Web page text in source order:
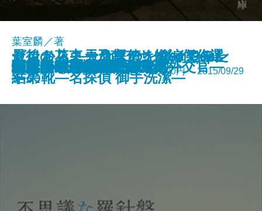
脳はこんなに悩ましい
快挙
クロノス―天命探偵 Next Gear
―
怒りの葡萄〔上〕
怒りの葡萄〔下〕
ゼロからトースターを作ってみた
結果
セント・ニコラスの、ダイヤモン
ドの靴―名探偵 御手洗潔―
最後の花束―乃南アサ短編傑作選
―
古代史 50の秘密
春風伝
葉室麟／著
新潮文庫 978-4-10-127372-3 1,100円 2015/09/29
不思議な羅針盤
杉原千畝―情報に賭けた外交官―
パンドラの鳥籠―毒草師―
伊賀の残光
恋に焦がれて吉田の上京
とにかくうちに帰ります
来春まで―お鳥見女房―
日曜日の歴史学
百年桜―人情江戸彩時記―
閻魔の世直し―善人長屋―